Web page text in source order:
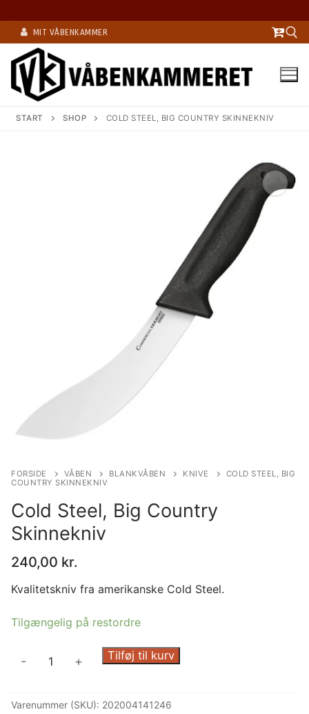
Spring
til
indhold
MIT VÅBENKAMMER
Søg efter:
START SHOP COLD STEEL, BIG COUNTRY SKINNEKNIV
FORSIDE VÅBEN BLANKVÅBEN KNIVE
COLD STEEL, BIG
COUNTRY SKINNEKNIV
Cold Steel, Big Country
Skinnekniv
240,00 kr.
Kvalitetskniv fra amerikanske Cold Steel.
Tilgængelig på restordre
Country
- + Tilføj til kurv
Varenummer (SKU): 202004141246